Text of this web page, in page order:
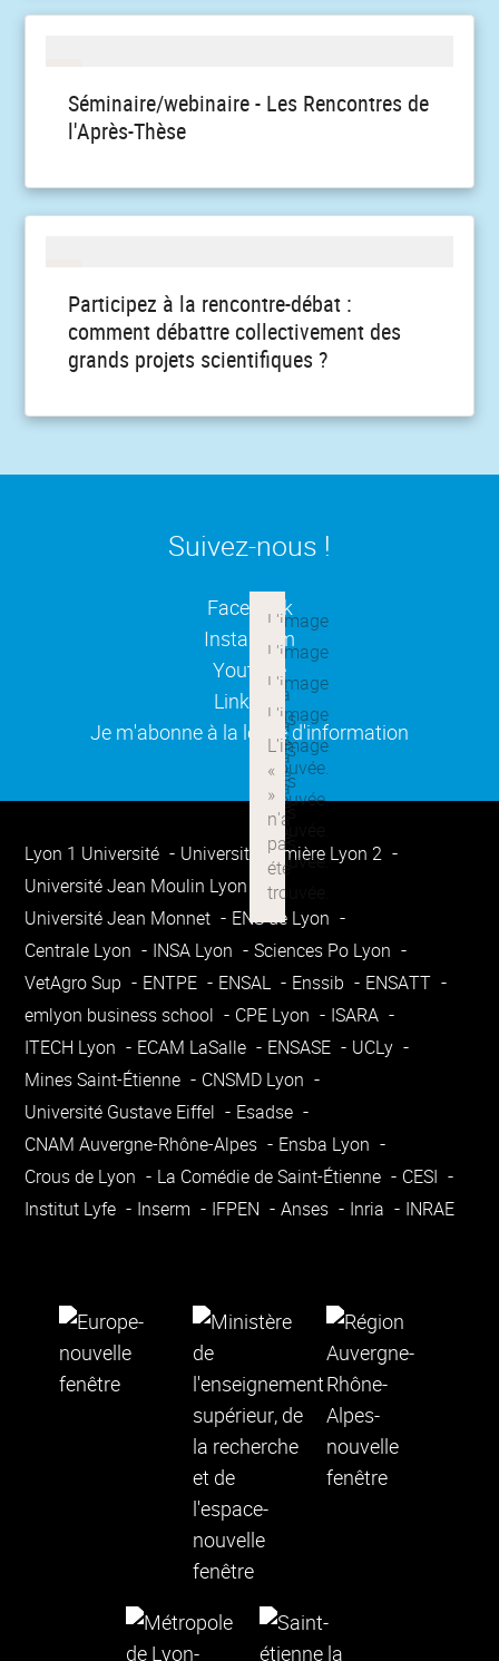
Séminaire/webinaire - Les Rencontres de
l'Après-Thèse
Participez à la rencontre-débat :
comment débattre collectivement des
grands projets scientifiques ?
Suivez-nous !
Facebook(ouverture dans une
Instagram(ouverture dans une
Youtube(ouverture dans une
Linkedin
(ouverture dans une
Je m'abonne à la lettre d'information
(ouverture dans une
Lyon 1 Université
Université Lumière Lyon 2
Université Jean Moulin Lyon 3
Université Jean Monnet
ENS de Lyon
Centrale Lyon
INSA Lyon
Sciences Po Lyon
VetAgro Sup
ENTPE ENSAL Enssib
ENSATT
emlyon business school
CPE Lyon
ISARA
ITECH Lyon
ECAM LaSalle ENSASE
UCLy
Mines Saint-Étienne
CNSMD Lyon
Université Gustave Eiffel
Esadse
CNAM Auvergne-Rhône-Alpes
Ensba Lyon
Crous de Lyon
La Comédie de Saint-Étienne
CESI
Institut Lyfe
Inserm IFPEN Anses Inria INRAE